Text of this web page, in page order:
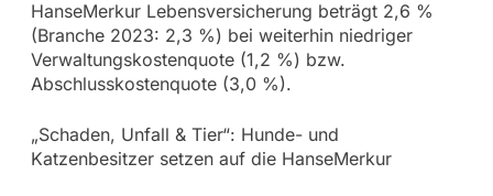
HanseMerkur Lebensversicherung beträgt 2,6 %
(Branche 2023: 2,3 %) bei weiterhin niedriger
Verwaltungskostenquote (1,2 %) bzw.
Abschlusskostenquote (3,0 %).
„Schaden, Unfall & Tier“: Hunde- und
Katzenbesitzer setzen auf die HanseMerkur